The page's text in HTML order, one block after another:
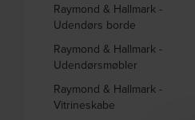
Raymond & Hallmark -
Udendørs borde
Raymond & Hallmark -
Udendørsmøbler
Raymond & Hallmark -
Vitrineskabe